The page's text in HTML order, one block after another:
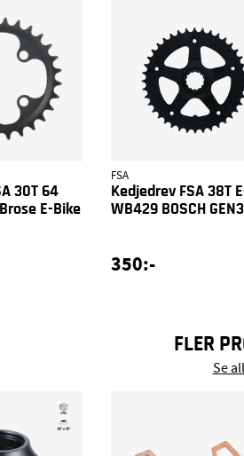
30T 64
E-Bike
FSA
Kedjedrev FSA 38T
WB429 BOSCH GEN3
350:-
FLER
Se